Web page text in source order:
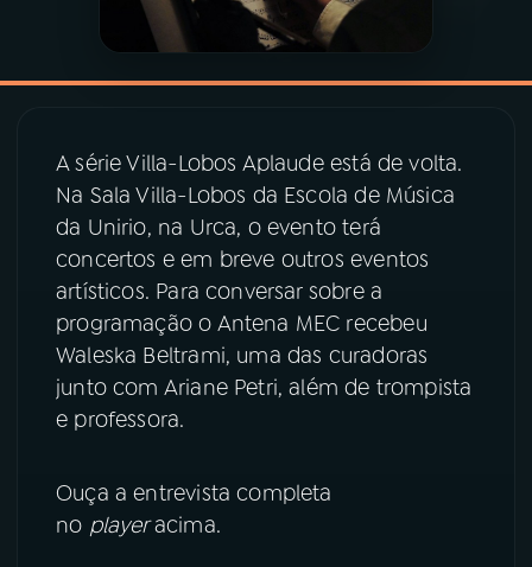
07 ÚLTIMAS
08PRÊMIO RÁDIO MEC
ACOMPANHE A RÁDIO MEC
YouTube
Instagram X
A série Villa-Lobos Aplaude está de volta.
Na Sala Villa-Lobos da Escola de Música
da Unirio, na Urca, o evento terá
concertos e em breve outros eventos
artísticos. Para conversar sobre a
programação o Antena MEC recebeu
Waleska Beltrami, uma das curadoras
junto com Ariane Petri, além de trompista
e professora.
Ouça a entrevista completa
no playeracima.